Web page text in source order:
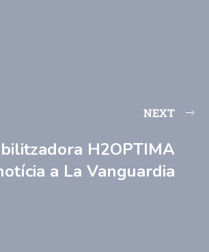
NEXT
H2OPTIMA
a La Vanguardia